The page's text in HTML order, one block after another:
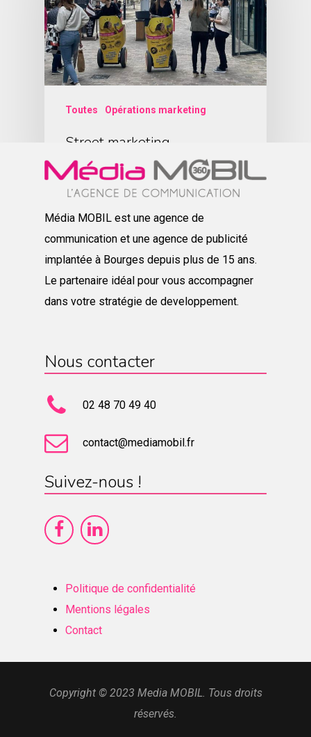
Toutes Opérations marketing
Street marketing
Média MOBIL est une agence de
communication et une agence de publicité
implantée à Bourges depuis plus de 15 ans.
Le partenaire idéal pour vous accompagner
dans votre stratégie de developpement.
Nous contacter
02 48 70 49 40
contact@mediamobil.fr
Suivez-nous !
Politique de confidentialité
Mentions légales
Contact
Copyright © 2023 Media MOBIL. Tous droits
réservés.